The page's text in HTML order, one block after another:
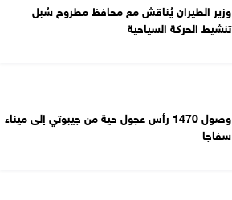
وزير الطيران يُناقش مع محافظ مطروح سُبل
تنشيط الحركة السياحية
وصول 1470 رأس عجول حية من جيبوتي إلى ميناء
سفاجا